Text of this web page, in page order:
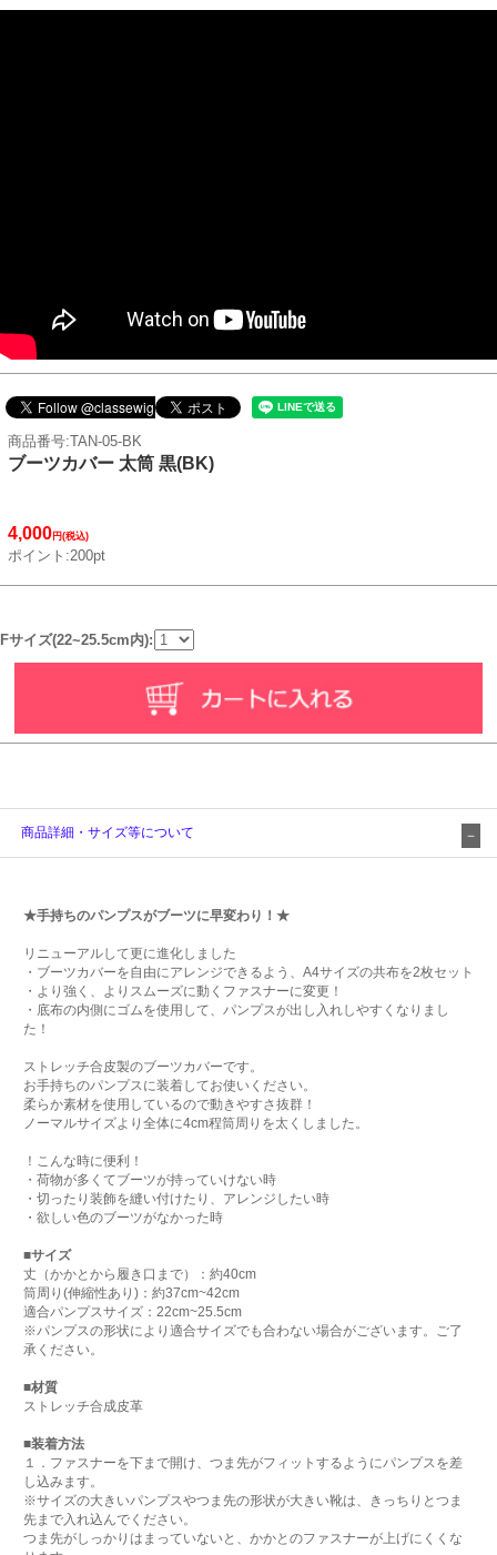
商品番号:TAN-05-BK
ブーツカバー 太筒 黒(BK)
4,000円(税込)
ポイント:200pt
Fサイズ(22~25.5cm内):
商品詳細・サイズ等について
★手持ちのパンプスがブーツに早変わり！★
リニューアルして更に進化しました
・ブーツカバーを自由にアレンジできるよう、A4サイズの共布を2枚セット
・より強く、よりスムーズに動くファスナーに変更！
・底布の内側にゴムを使用して、パンプスが出し入れしやすくなりまし
た！
ストレッチ合皮製のブーツカバーです。
お手持ちのパンプスに装着してお使いください。
柔らか素材を使用しているので動きやすさ抜群！
ノーマルサイズより全体に4cm程筒周りを太くしました。
！こんな時に便利！
・荷物が多くてブーツが持っていけない時
・切ったり装飾を縫い付けたり、アレンジしたい時
・欲しい色のブーツがなかった時
■サイズ
丈（かかとから履き口まで）：約40cm
筒周り(伸縮性あり)：約37cm~42cm
適合パンプスサイズ：22cm~25.5cm
※パンプスの形状により適合サイズでも合わない場合がございます。ご了
承ください。
■材質
ストレッチ合成皮革
■装着方法
１．ファスナーを下まで開け、つま先がフィットするようにパンプスを差
し込みます。
※サイズの大きいパンプスやつま先の形状が大きい靴は、きっちりとつま
先まで入れ込んでください。
つま先がしっかりはまっていないと、かかとのファスナーが上げにくくな